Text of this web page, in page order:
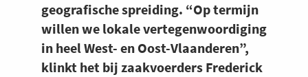
geografische spreiding. “Op termijn
willen we lokale vertegenwoordiging
in heel West- en Oost-Vlaanderen”,
klinkt het bij zaakvoerders Frederick